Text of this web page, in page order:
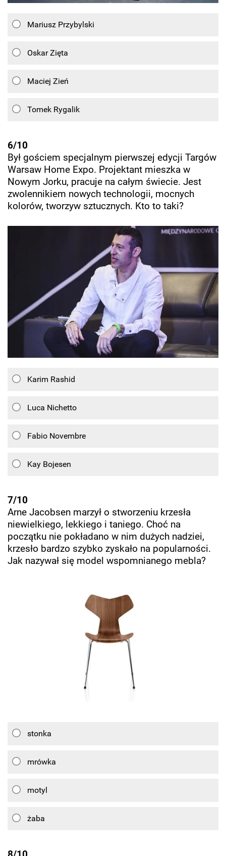
Mariusz Przybylski
Oskar Zięta
Maciej Zień
Tomek Rygalik
6/10
Był gościem specjalnym pierwszej edycji Targów
Warsaw Home Expo. Projektant mieszka w
Nowym Jorku, pracuje na całym świecie. Jest
zwolennikiem nowych technologii, mocnych
kolorów, tworzyw sztucznych. Kto to taki?
Karim Rashid
Luca Nichetto
Fabio Novembre
Kay Bojesen
7/10
Arne Jacobsen marzył o stworzeniu krzesła
niewielkiego, lekkiego i taniego. Choć na
początku nie pokładano w nim dużych nadziei,
krzesło bardzo szybko zyskało na popularności.
Jak nazywał się model wspomnianego mebla?
stonka
mrówka
motyl
żaba